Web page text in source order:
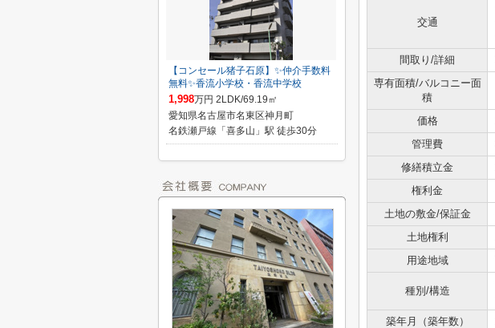
交通
間取り/詳細
専有面積/バルコニー面
積
価格
管理費
修繕積立金
権利金
土地の敷金/保証金
土地権利
用途地域
種別/構造
築年月（築年数）
【コンセール猪子石原】✨️仲介手数料
無料✨️香流小学校・香流中学校
1,998万円 2LDK/69.19㎡
愛知県名古屋市名東区神月町
名鉄瀬戸線「喜多山」駅 徒歩30分